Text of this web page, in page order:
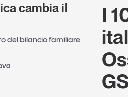
I
cambia il
del bilancio familiare